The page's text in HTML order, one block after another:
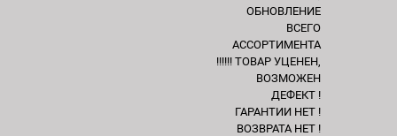
ОБНОВЛЕНИЕ
ВСЕГО
АССОРТИМЕНТА
!!!!!! ТОВАР УЦЕНЕН,
ВОЗМОЖЕН
ДЕФЕКТ !
ГАРАНТИИ НЕТ !
ВОЗВРАТА НЕТ !